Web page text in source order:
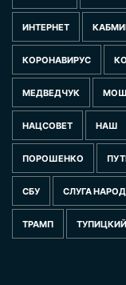
ИНТЕРНЕТ
КОРОНАВИРУС
МЕДВЕДЧУК
НАЦСОВЕТ НАШ
ПОРОШЕНКО
СБУ СЛУГА
ТРАМП ТУПИЦКИЙ